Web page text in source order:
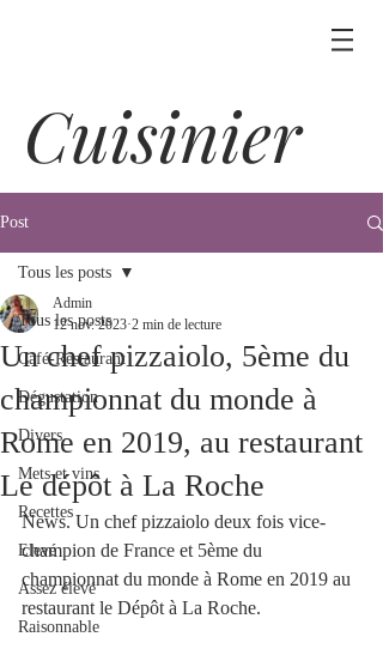
Cuisinier
Post
Tous les posts
Café-Restaurant
Dégustation
Divers
Mets et vins
Recettes
Elevé
Assez élevé
Raisonnable
Tous les posts
Un chef pizzaiolo, 5ème du
championnat du monde à
Rome en 2019, au restaurant
Le dépôt à La Roche
Admin
12 nov. 2023 2 min de lecture
News. Un chef pizzaiolo deux fois vice-
champion de France et 5ème du
championnat du monde à Rome en 2019 au
restaurant le Dépôt à La Roche.